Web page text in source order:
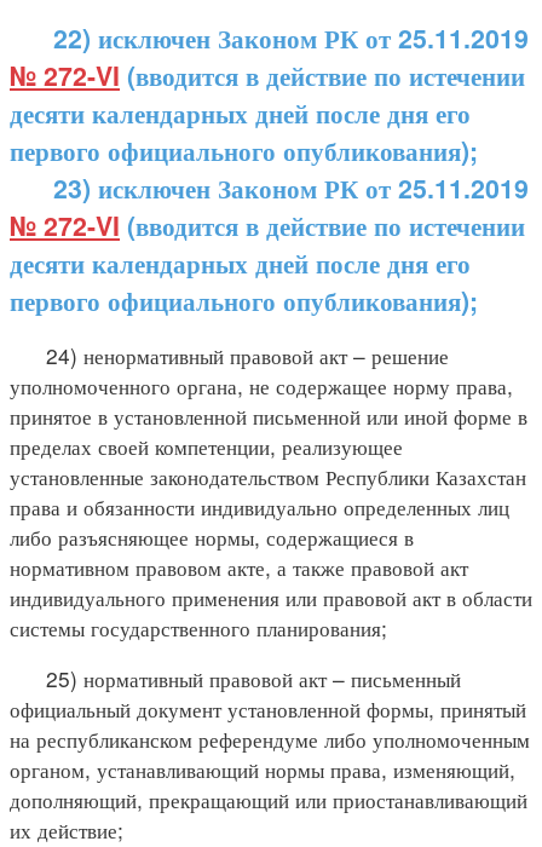
22) исключен Законом РК от 25.11.2019
№ 272-VI (вводится в действие по истечении
десяти календарных дней после дня его
первого официального опубликования);
23) исключен Законом РК от 25.11.2019
№ 272-VI (вводится в действие по истечении
десяти календарных дней после дня его
первого официального опубликования);
24) ненормативный правовой акт – решение
уполномоченного органа, не содержащее норму права,
принятое в установленной письменной или иной форме в
пределах своей компетенции, реализующее
установленные законодательством Республики Казахстан
права и обязанности индивидуально определенных лиц
либо разъясняющее нормы, содержащиеся в
нормативном правовом акте, а также правовой акт
индивидуального применения или правовой акт в области
системы государственного планирования;
25) нормативный правовой акт – письменный
официальный документ установленной формы, принятый
на республиканском референдуме либо уполномоченным
органом, устанавливающий нормы права, изменяющий,
дополняющий, прекращающий или приостанавливающий
их действие;